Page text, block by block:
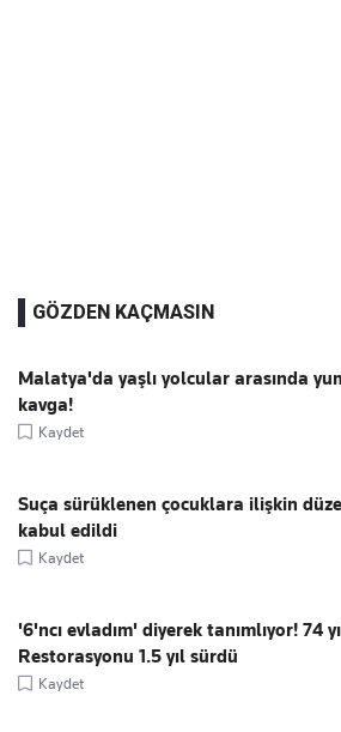
GÖZDEN KAÇMASIN
Malatya'da yaşlı yolcular arasında
kavga!
Kaydet
Suça sürüklenen çocuklara ilişkin
kabul edildi
Kaydet
'6'ncı evladım' diyerek tanımlıyor! 74
Restorasyonu 1.5 yıl sürdü
Kaydet